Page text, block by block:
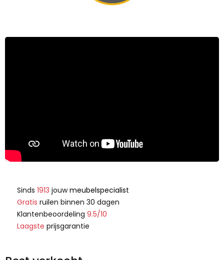
Sinds 1913 jouwmeubelspecialist
Gratis ruilen binnen 30 dagen
Klantenbeoordeling 9.5/10
Laagste prijsgarantie